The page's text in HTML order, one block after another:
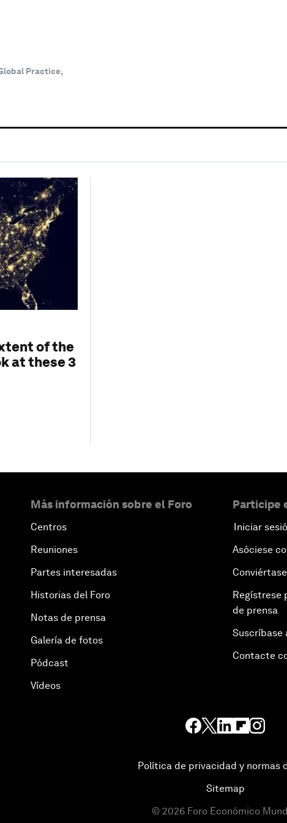
Practice,
of the
at these 3
Más información sobre el Foro
Centros
Reuniones
Partes interesadas
Historias del Foro
Notas de prensa
Galería de fotos
Pódcast
Vídeos
Participe
Iniciar
Asóciese
Regístrese
de prensa
Suscríbase
Contacte
Política de privacidad y normas
Sitemap
© 2026 Foro Económico